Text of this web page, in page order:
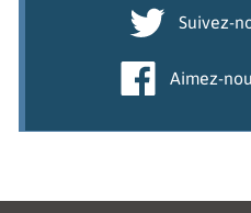
Suivez-
Aimez-